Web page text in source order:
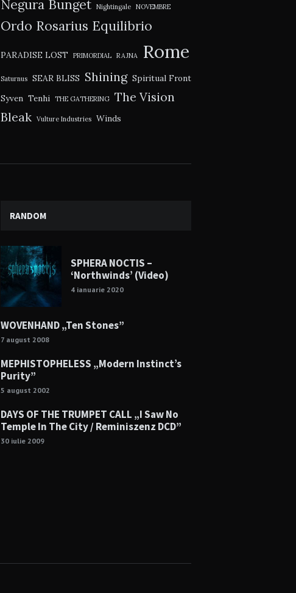
Negura Bunget Nightingale NOVEMBRE
Ordo Rosarius Equilibrio
PARADISE LOST PRIMORDIAL RAJNA Rome
Saturnus SEAR BLISS Shining Spiritual Front
Syven Tenhi THE GATHERING The Vision
Bleak Vulture Industries Winds
RANDOM
SPHERA NOCTIS –
‘Northwinds’ (Video)
4 ianuarie 2020
WOVENHAND „Ten Stones”
7 august 2008
MEPHISTOPHELESS „Modern Instinct’s
Purity”
5 august 2002
DAYS OF THE TRUMPET CALL „I Saw No
Temple In The City / Reminiszenz DCD”
30 iulie 2009